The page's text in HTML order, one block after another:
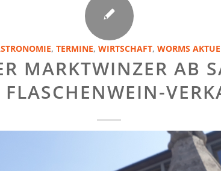
, TERMINE, WIRTSCHAFT, WORMS
MARKTWINZER AB